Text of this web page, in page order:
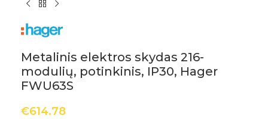
Metalinis elektros skydas 216-
modulių, potinkinis, IP30, Hager
FWU63S
€614.78